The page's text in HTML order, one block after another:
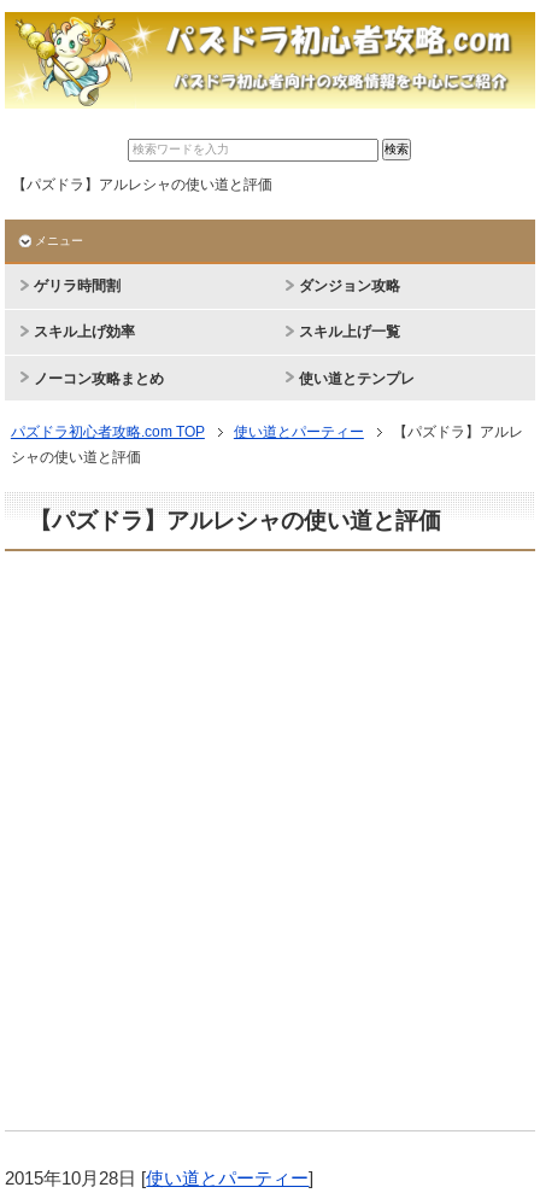
【パズドラ】アルレシャの使い道と評価
メニュー
ゲリラ時間割 ダンジョン攻略
スキル上げ効率 スキル上げ一覧
ノーコン攻略まとめ 使い道とテンプレ
パズドラ初心者攻略.com TOP 使い道とパーティー
【パズドラ】アルレ
シャの使い道と評価
【パズドラ】アルレシャの使い道と評価
2015年10月28日 [使い道とパーティー]